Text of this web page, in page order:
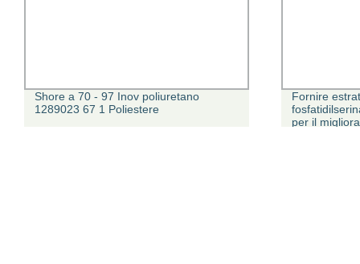
Shore a 70 - 97 Inov poliuretano
1289023 67 1 Poliestere
Fornire
per il